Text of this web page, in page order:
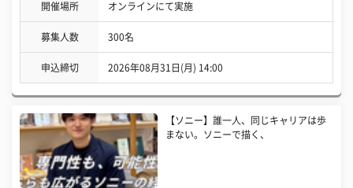
開催場所 オンラインにて実施
募集人数 300名
申込締切 2026年08月31日(月) 14:00
【ソニー】誰一人、同じキャリアは歩
まない。ソニーで描く、